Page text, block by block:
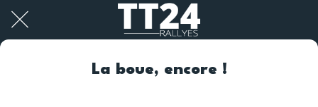
La boue, encore !